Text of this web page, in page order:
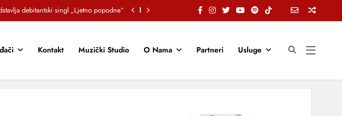
debitantski singl „Ljetno popodne“
POZVALI MALIŠANE NA DOBRE NAVIKE
Kontakt Muzički Studio O Nama Partneri Usluge